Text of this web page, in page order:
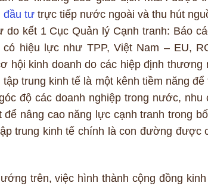
đầu tư trực tiếp nước ngoài và thu hút
kết 1 Cục Quản lý Cạnh tranh: Báo
có hiệu lực như TPP, Việt Nam – EU,
hội kinh doanh do các hiệp định thương
trung kinh tế là một kênh tiềm năng
độ các doanh nghiệp trong nước,
để nâng cao năng lực cạnh tranh trong
trung kinh tế chính là con đường được
trên, việc hình thành cộng đồng